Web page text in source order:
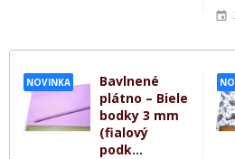
NOVINKA
Bavlnené
plátno – Biele
bodky 3 mm
(fialový
podk...